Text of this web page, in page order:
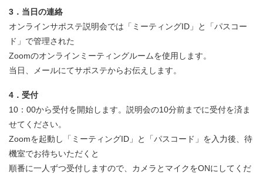
3．当日の連絡
オンラインサポステ説明会では「ミーティングID」と「パスコー
ド」で管理された
Zoomのオンラインミーティングルームを使用します。
当日、メールにてサポステからお伝えします。
4．受付
10：00から受付を開始します。説明会の10分前までに受付を済ま
せてください。
Zoomを起動し「ミーティングID」と「パスコード」を入力後、待
機室でお待ちいただくと
順番に一人ずつ受付しますので、カメラとマイクをONにしてくだ